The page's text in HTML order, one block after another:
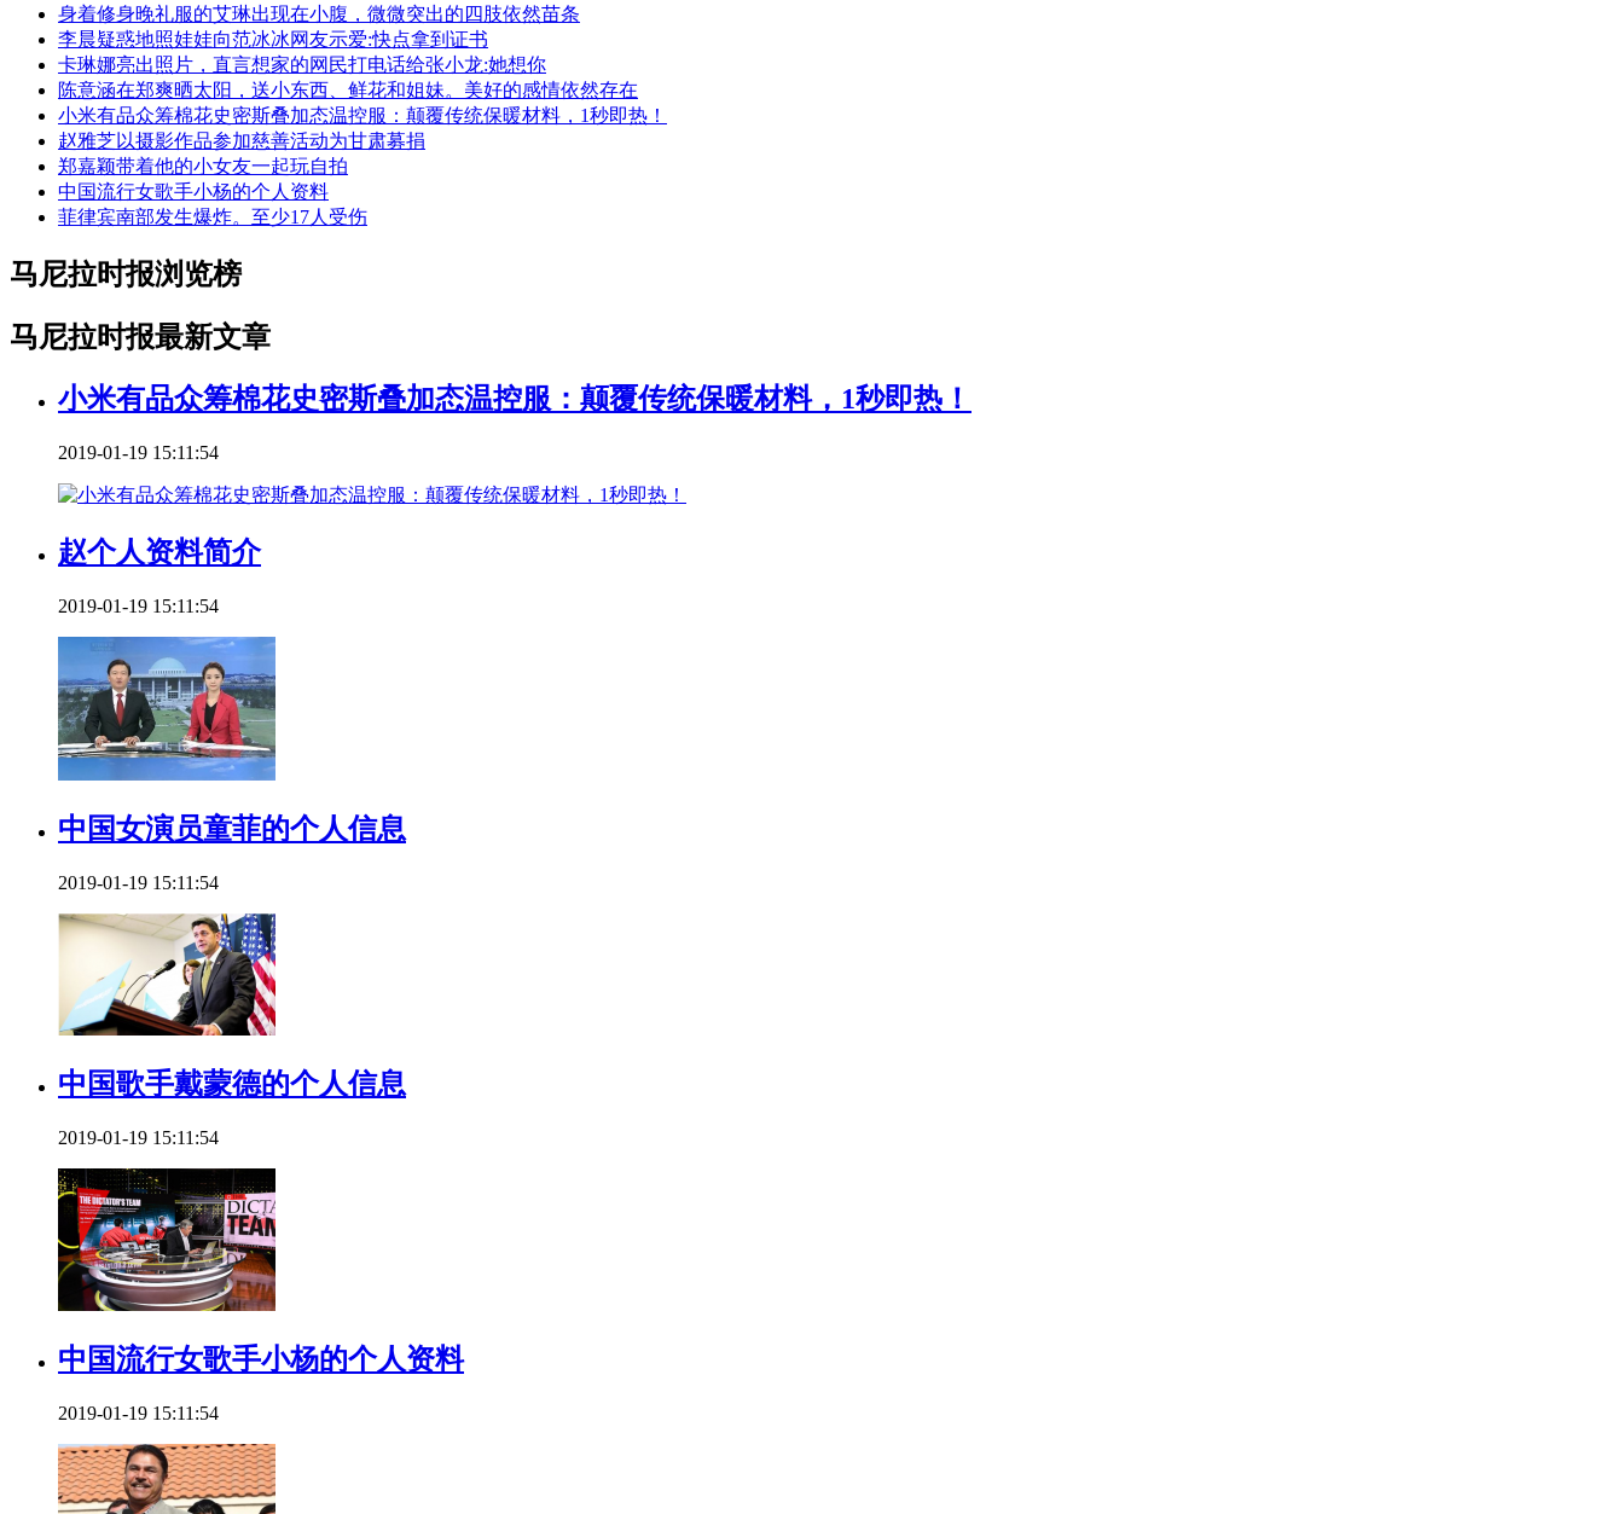
身着修身晚礼服的艾琳出现在小腹，微微突出的四肢依然苗条
李晨疑惑地照娃娃向范冰冰网友示爱:快点拿到证书
卡琳娜亮出照片，直言想家的网民打电话给张小龙:她想你
陈意涵在郑爽晒太阳，送小东西、鲜花和姐妹。美好的感情依然存在
小米有品众筹棉花史密斯叠加态温控服：颠覆传统保暖材料，1秒即热！
赵雅芝以摄影作品参加慈善活动为甘肃募捐
郑嘉颖带着他的小女友一起玩自拍
中国流行女歌手小杨的个人资料
菲律宾南部发生爆炸。至少17人受伤
马尼拉时报浏览榜
马尼拉时报最新文章
小米有品众筹棉花史密斯叠加态温控服：颠覆传统保暖材料，1秒即热！
2019-01-19 15:11:54
赵个人资料简介
2019-01-19 15:11:54
中国女演员童菲的个人信息
2019-01-19 15:11:54
中国歌手戴蒙德的个人信息
2019-01-19 15:11:54
中国流行女歌手小杨的个人资料
2019-01-19 15:11:54